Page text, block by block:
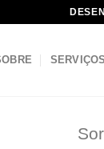
SERVIÇOS